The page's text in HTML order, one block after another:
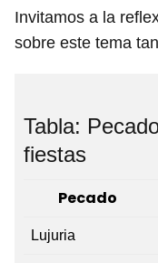
Invitamos a la
sobre este tema
Tabla:
fiestas
Pecado
Lujuria